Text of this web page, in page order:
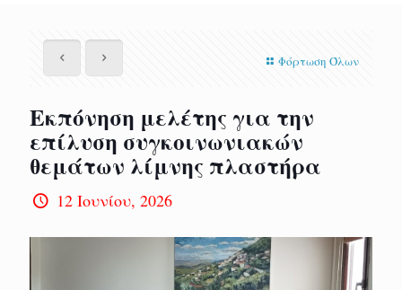
Φόρτωση Όλων
Εκπόνηση μελέτης για την
επίλυση συγκοινωνιακών
θεμάτων λίμνης πλαστήρα
12 Ιουνίου, 2026